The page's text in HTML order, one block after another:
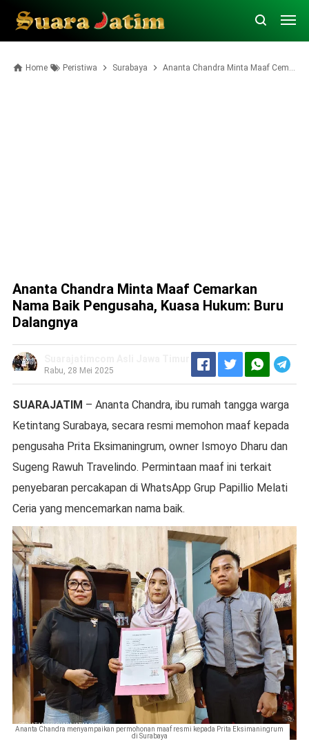
Home Peristiwa Surabaya Ananta Chandra Minta Maaf Cemarkan Nama Baik Pengusaha, Kuasa Hukum: Buru Dalangnya
Ananta Chandra Minta Maaf Cemarkan
Nama Baik Pengusaha, Kuasa Hukum: Buru
Dalangnya
Rabu, 28 Mei 2025
SUARAJATIM – Ananta Chandra, ibu rumah tangga warga
Ketintang Surabaya, secara resmi memohon maaf kepada
pengusaha Prita Eksimaningrum, owner Ismoyo Dharu dan
Sugeng Rawuh Travelindo. Permintaan maaf ini terkait
penyebaran percakapan di WhatsApp Grup Papillio Melati
Ceria yang mencemarkan nama baik.
Ananta Chandra menyampaikan permohonan maaf resmi kepada Prita Eksimaningrum
di Surabaya